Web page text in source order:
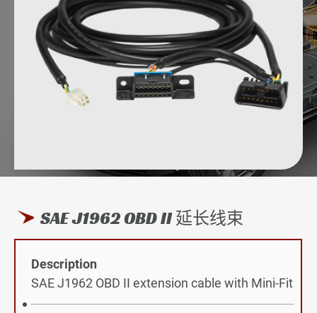
SAE J1962 OBD II 延长线束
Description
SAE J1962 OBD II extension cable with Mini-Fit
全部
工业应用
伺服器与资料存取
先进驾驶辅助系统
辅助装置线束